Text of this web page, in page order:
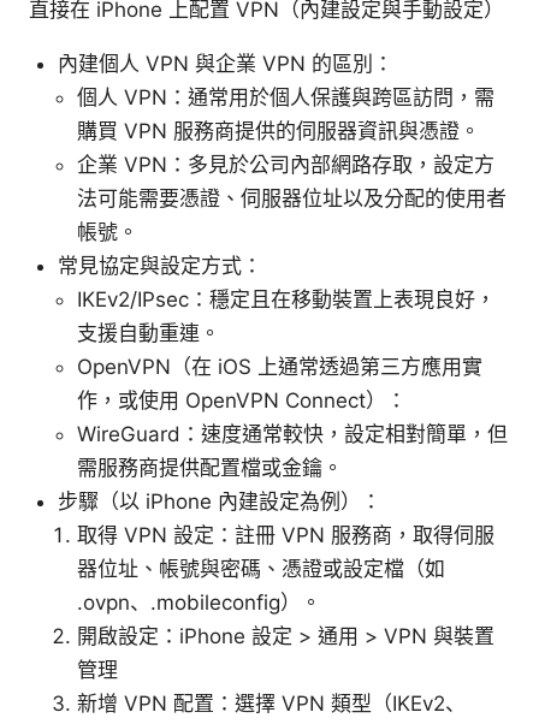
直接在 iPhone 上配置 VPN（內建設定與手動設定）
內建個人 VPN 與企業 VPN 的區別：
個人 VPN：通常用於個人保護與跨區訪問，需
購買 VPN 服務商提供的伺服器資訊與憑證。
企業 VPN：多見於公司內部網路存取，設定方
法可能需要憑證、伺服器位址以及分配的使用者
帳號。
常見協定與設定方式：
IKEv2/IPsec：穩定且在移動裝置上表現良好，
支援自動重連。
OpenVPN（在 iOS 上通常透過第三方應用實
作，或使用 OpenVPN Connect）：
WireGuard：速度通常較快，設定相對簡單，但
需服務商提供配置檔或金鑰。
步驟（以 iPhone 內建設定為例）：
取得 VPN 設定：註冊 VPN 服務商，取得伺服
器位址、帳號與密碼、憑證或設定檔（如
.ovpn、.mobileconfig）。
開啟設定：iPhone 設定 > 通用 > VPN 與裝置
管理
新增 VPN 配置：選擇 VPN 類型（IKEv2、